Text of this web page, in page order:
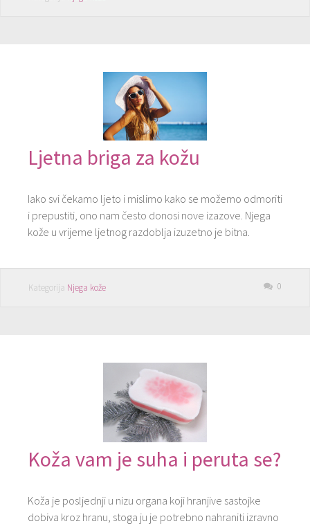
Ljetna briga za kožu
Iako svi čekamo ljeto i mislimo kako se možemo odmoriti
i prepustiti, ono nam često donosi nove izazove. Njega
kože u vrijeme ljetnog razdoblja izuzetno je bitna.
Kategorija Njega kože 0
Koža vam je suha i peruta se?
Koža je posljednji u nizu organa koji hranjive sastojke
dobiva kroz hranu, stoga ju je potrebno nahraniti izravno